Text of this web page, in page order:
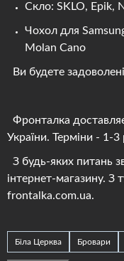
Скло: SKLO, Epik,
Чохол для
Molan Cano
Ви будете
Фронталка
України. Терміни - 1-3
З будь-яких питань
інтернет-магазину. З
frontalka.com.ua.
Біла Церква Бровари